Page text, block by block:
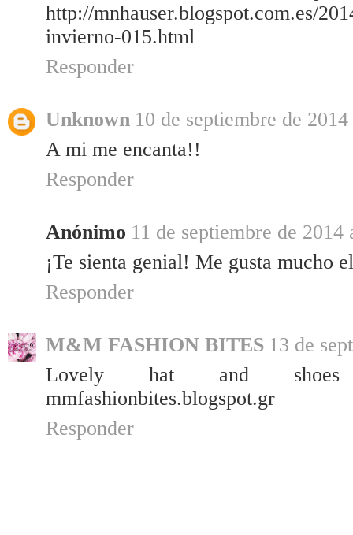
http://mnhauser.blogspot.com.es/
invierno-015.html
Responder
Unknown 10 de septiembre de
A mi me encanta!!
Responder
Anónimo 11 de septiembre de 2014
¡Te sienta genial! Me gusta mucho
Responder
M&M FASHION BITES 13 de
Lovely hat and shoes
mmfashionbites.blogspot.gr
Responder